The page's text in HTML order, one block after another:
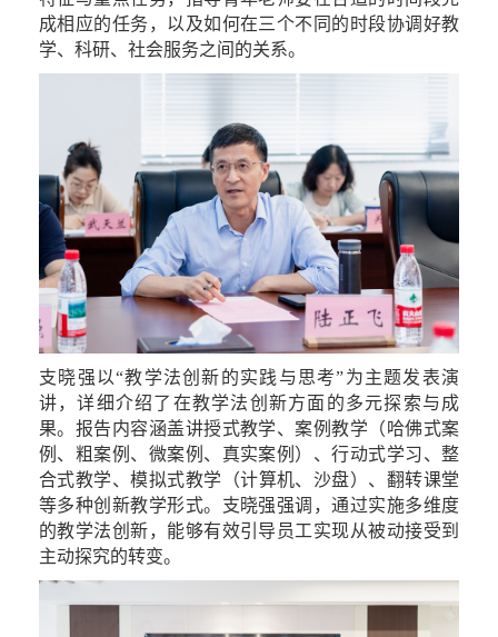
成相应的任务，以及如何在三个不同的时段协调好教
学、科研、社会服务之间的关系。
支晓强以“教学法创新的实践与思考”为主题发表演
讲，详细介绍了在教学法创新方面的多元探索与成
果。报告内容涵盖讲授式教学、案例教学（哈佛式案
例、粗案例、微案例、真实案例）、行动式学习、整
合式教学、模拟式教学（计算机、沙盘）、翻转课堂
等多种创新教学形式。支晓强强调 ，通过实施多维度
的教学法创新， 能够有效引导员工实现从被动接受到
主动探究的转变。